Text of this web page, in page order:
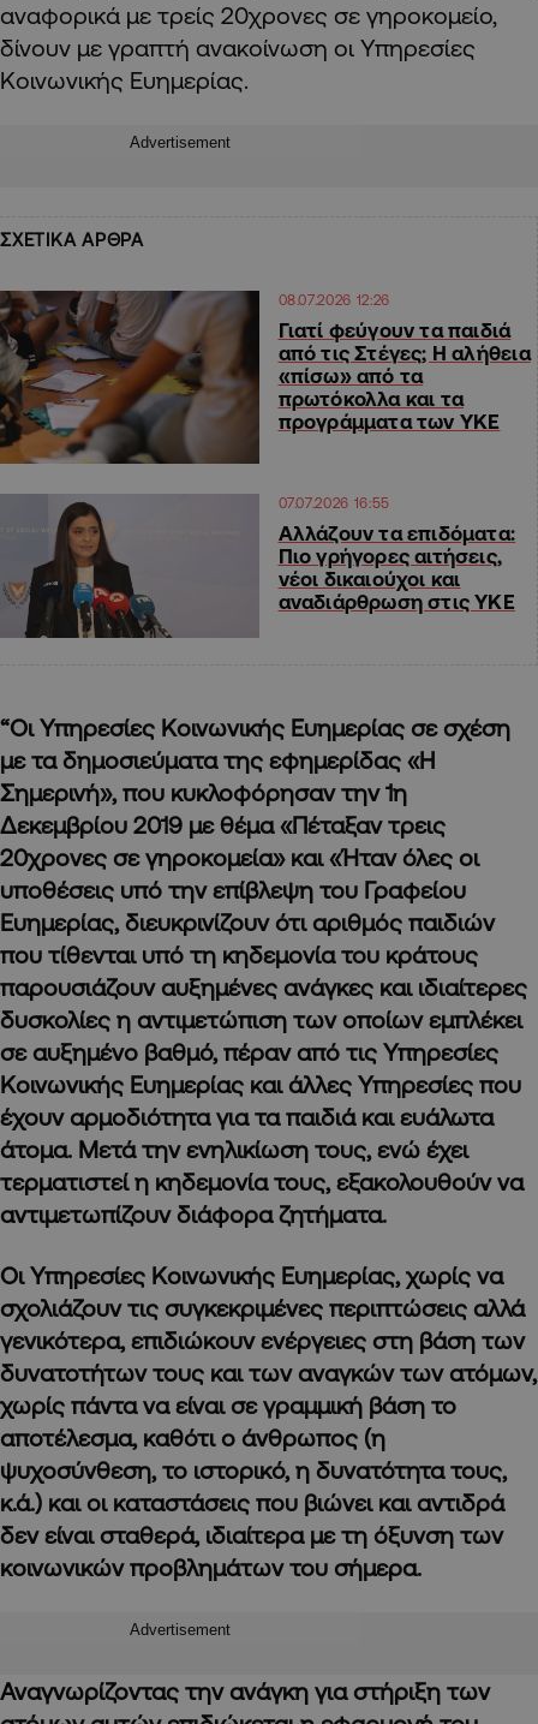
αναφορικά με τρείς 20χρονες σε γηροκομείο,
δίνουν με γραπτή ανακοίνωση οι Υπηρεσίες
Κοινωνικής Ευημερίας.
Advertisement
ΣΧΕΤΙΚΑ ΑΡΘΡΑ
08.07.2026 12:26
Γιατί φεύγουν τα παιδιά
από τις Στέγες; Η αλήθεια
«πίσω» από τα
πρωτόκολλα και τα
προγράμματα των ΥΚΕ
07.07.2026 16:55
Αλλάζουν τα επιδόματα:
Πιο γρήγορες αιτήσεις,
νέοι δικαιούχοι και
αναδιάρθρωση στις ΥΚΕ
“Οι Υπηρεσίες Κοινωνικής Ευημερίας σε σχέση
με τα δημοσιεύματα της εφημερίδας «Η
Σημερινή», που κυκλοφόρησαν την 1η
Δεκεμβρίου 2019 με θέμα «Πέταξαν τρεις
20χρονες σε γηροκομεία» και «Ήταν όλες οι
υποθέσεις υπό την επίβλεψη του Γραφείου
Ευημερίας, διευκρινίζουν ότι αριθμός παιδιών
που τίθενται υπό τη κηδεμονία του κράτους
παρουσιάζουν αυξημένες ανάγκες και ιδιαίτερες
δυσκολίες η αντιμετώπιση των οποίων εμπλέκει
σε αυξημένο βαθμό, πέραν από τις Υπηρεσίες
Κοινωνικής Ευημερίας και άλλες Υπηρεσίες που
έχουν αρμοδιότητα για τα παιδιά και ευάλωτα
άτομα. Μετά την ενηλικίωση τους, ενώ έχει
τερματιστεί η κηδεμονία τους, εξακολουθούν να
αντιμετωπίζουν διάφορα ζητήματα.
Οι Υπηρεσίες Κοινωνικής Ευημερίας, χωρίς να
σχολιάζουν τις συγκεκριμένες περιπτώσεις αλλά
γενικότερα, επιδιώκουν ενέργειες στη βάση των
δυνατοτήτων τους και των αναγκών των ατόμων,
χωρίς πάντα να είναι σε γραμμική βάση το
αποτέλεσμα, καθότι ο άνθρωπος (η
ψυχοσύνθεση, το ιστορικό, η δυνατότητα τους,
κ.ά.) και οι καταστάσεις που βιώνει και αντιδρά
δεν είναι σταθερά, ιδιαίτερα με τη όξυνση των
κοινωνικών προβλημάτων του σήμερα.
Advertisement
Αναγνωρίζοντας την ανάγκη για στήριξη των